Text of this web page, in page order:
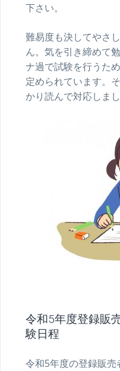
下さい。
難易度も決してやさ
ん。気を引き締めて
ナ過で試験を行うた
定められています。
かり読んで対応しまし
令和5年度登録販
験日程
令和5年度の登録販